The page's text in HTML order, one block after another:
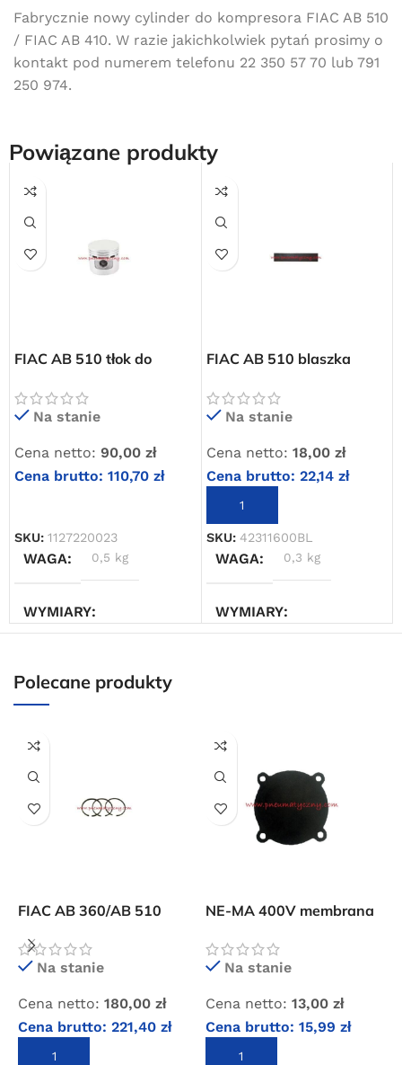
Fabrycznie nowy cylinder do kompresora FIAC AB 510
/ FIAC AB 410. W razie jakichkolwiek pytań prosimy o
kontakt pod numerem telefonu 22 350 57 70 lub 791
250 974.
Powiązane produkty
FIAC AB 510 tłok do
Na stanie
Cena netto: 90,00 zł
Cena brutto: 110,70 zł
SKU: 1127220023
WAGA 0,5 kg
WYMIARY
FIAC AB 510 blaszka
Na stanie
Cena netto: 18,00 zł
Cena brutto: 22,14 zł
DODAJ DO KOSZYKA
SKU: 42311600BL
WAGA 0,3 kg
WYMIARY
Polecane produkty
FIAC AB 360/AB 510
Na stanie
Cena netto: 180,00 zł
Cena brutto: 221,40 zł
DODAJ DO KOSZYKA
NE-MA 400V membrana
Na stanie
Cena netto: 13,00 zł
Cena brutto: 15,99 zł
DODAJ DO KOSZYKA
Oferta ograniczona czasowo
Powered by Convert Plus